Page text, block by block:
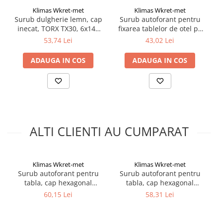
Tencuieli decorative si vopsele
Vopsele speciale si spray vopsea
Chituri pentru rosturi
Unelte si accesorii pentru zidarie si
zugravit
Unelte pentru gresie si faianta
Folii acoperis
Prize, intrerupatoare si stechere
Intrerupatoare
Klimas Wkret-met
Surub dulgherie lemn, cap
inecat, TORX TX30, 6x140
mm - 100 bucati/cutie -
Wkret-met
53,74 Lei
ADAUGA IN COS
Klimas Wkret-met
Surub autoforant pentru
fixarea tablelor de otel pe
suport de lemn, 4,8x35mm,
Klimas Wkret-met
43,02 Lei
ADAUGA IN COS
ALTI CLIENTI AU CUMPARAT
Klimas Wkret-met
Surub autoforant pentru
tabla, cap hexagonal
4.8x70mm RAL 3011- 200
60,15 Lei
Klimas Wkret-met
Surub autoforant pentru
tabla, cap hexagonal
4.8x55mm RAL 3011- 200
58,31 Lei